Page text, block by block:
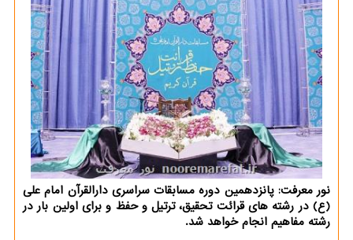
نور معرفت: پانزدهمین دوره مسابقات سراسری دارالقرآن امام علی
(ع) در رشته های قرائت تحقیق، ترتیل و حفظ و برای اولین بار در
رشته مفاهیم انجام خواهد شد.